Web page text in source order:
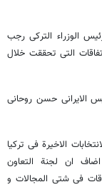
الوزراء الترکی رجب
التی تحققت خلال
الایرانی حسن روحانی
الاخیرة فی ترکیا
اضاف ان لجنة التعاون
فی شتی المجالات و